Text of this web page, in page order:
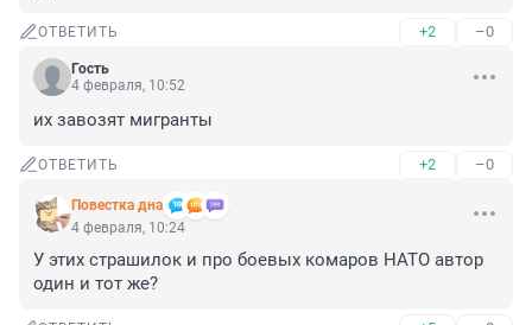
ОТВЕТИТЬ +2 –0
Гость
4 февраля, 10:52
их завозят мигранты
ОТВЕТИТЬ +2 –0
Повестка дна
4 февраля, 10:24
У этих страшилок и про боевых комаров НАТО автор
один и тот же?